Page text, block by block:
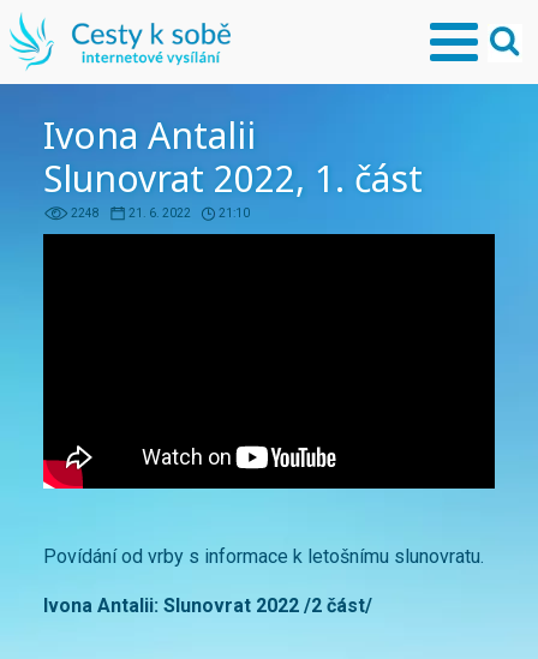
Ivona Antalii
Slunovrat 2022, 1. část
2248 21. 6. 2022 21:10
Povídání od vrby s informace k letošnímu slunovratu.
Ivona Antalii: Slunovrat 2022 /2 část/